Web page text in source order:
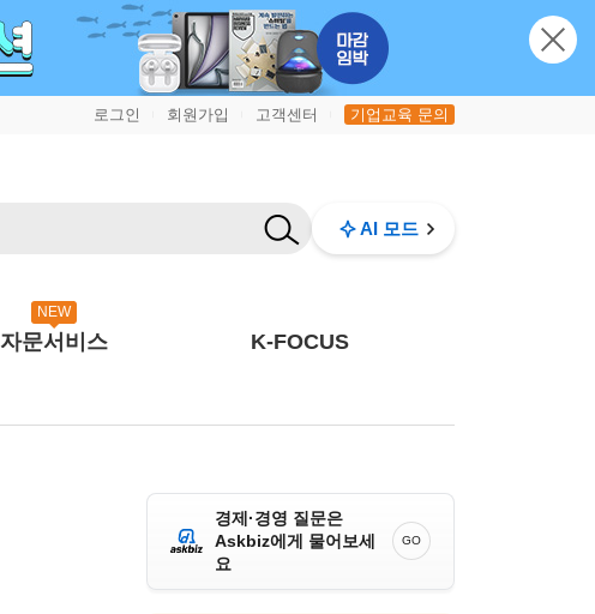
로그인 회원가입 고객센터 기업교육 문의
AI 모드
NEW
자문서비스 K-FOCUS
경제·경영 질문은
Askbiz에게 물어보세
요
GO